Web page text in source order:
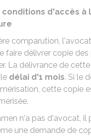
conditions d'accès à
comparution,
faire délivrer copie
La délivrance de
délai d'1 mois. Si le
cette copie
n'a pas d'avocat, il
une demande de